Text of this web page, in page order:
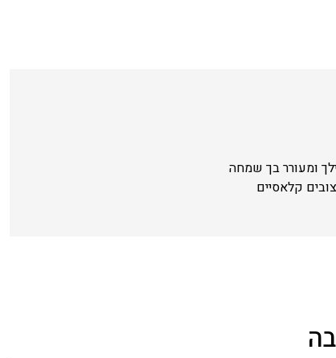
ומעורר בך שמחה
קלאסיים